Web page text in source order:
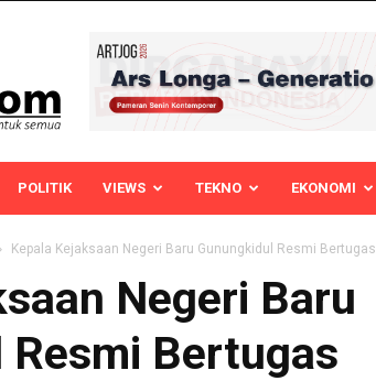
POLITIK VIEWS TEKNO EKONOMI
Kepala Kejaksaan Negeri Baru Gunungkidul Resmi Bertugas
Negeri Baru
Bertugas